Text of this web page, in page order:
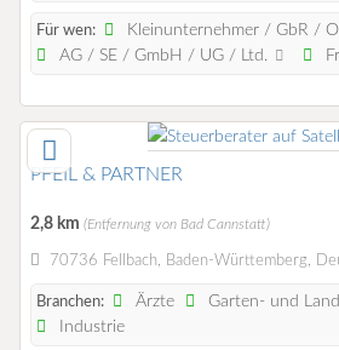
Für wen:
Kleinunternehmer / GbR /
AG / SE / GmbH / UG / Ltd.
PFEIL & PARTNER
2,8 km (Entfernung von Bad Cannstatt)
70736 Fellbach, Baden-Württemberg,
Branchen: Ärzte
Garten- und
Industrie